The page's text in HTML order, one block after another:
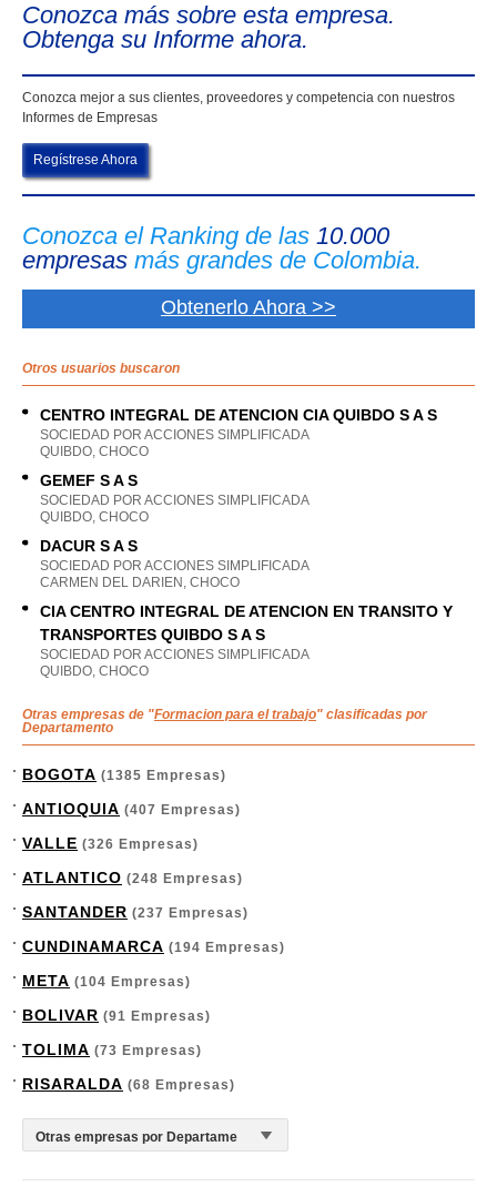
Conozca más sobre esta empresa.
Obtenga su Informe ahora.
Conozca mejor a sus clientes, proveedores y competencia con nuestros
Informes de Empresas
Regístrese Ahora
Conozca el Ranking de las 10.000
empresas más grandes de Colombia.
Obtenerlo Ahora >>
Otros usuarios buscaron
CENTRO INTEGRAL DE ATENCION CIA QUIBDO S A S
SOCIEDAD POR ACCIONES SIMPLIFICADA
QUIBDO, CHOCO
GEMEF S A S
SOCIEDAD POR ACCIONES SIMPLIFICADA
QUIBDO, CHOCO
DACUR S A S
SOCIEDAD POR ACCIONES SIMPLIFICADA
CARMEN DEL DARIEN, CHOCO
CIA CENTRO INTEGRAL DE ATENCION EN TRANSITO Y
TRANSPORTES QUIBDO S A S
SOCIEDAD POR ACCIONES SIMPLIFICADA
QUIBDO, CHOCO
Otras empresas de "Formacion para el trabajo" clasificadas por
Departamento
BOGOTA (1385 Empresas)
ANTIOQUIA (407 Empresas)
VALLE (326 Empresas)
ATLANTICO (248 Empresas)
SANTANDER (237 Empresas)
CUNDINAMARCA (194 Empresas)
META (104 Empresas)
BOLIVAR (91 Empresas)
TOLIMA (73 Empresas)
RISARALDA (68 Empresas)